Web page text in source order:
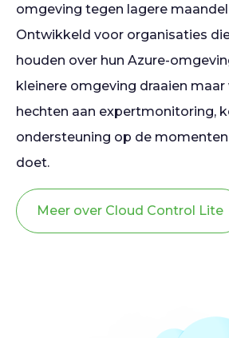
omgeving tegen lagere
Ontwikkeld voor organisaties
houden over hun Azure-
kleinere omgeving draaien maar
hechten aan expertmonitoring,
ondersteuning op de
doet.
Meer over Cloud Control Lite